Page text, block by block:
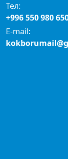
Тел:
+996 550 980
E-mail: